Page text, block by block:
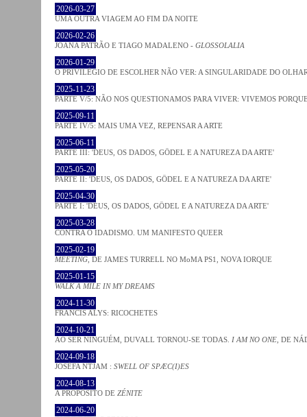
2026-03-27
UMA OUTRA VIAGEM AO FIM DA NOITE
2026-02-26
JOANA PATRÃO E TIAGO MADALENO - GLOSSOLALIA
2026-01-29
O PRIVILÉGIO DE ESCOLHER NÃO VER: A SINGULARIDADE DO
2025-11-23
PARTE V/5: NÃO NOS QUESTIONAMOS PARA VIVER: VIVEMOS
2025-09-11
PARTE IV/5: MAIS UMA VEZ, REPENSAR A ARTE
2025-06-11
PARTE III: 'DEUS, OS DADOS, GÖDEL E A NATUREZA DA ARTE'
2025-05-20
PARTE II: 'DEUS, OS DADOS, GÖDEL E A NATUREZA DA ARTE'
2025-04-30
PARTE I: 'DEUS, OS DADOS, GÖDEL E A NATUREZA DA ARTE'
2025-03-28
CONTRA O IDADISMO. UM MANIFESTO QUEER
2025-02-19
MEETING , DE JAMES TURRELL NO MoMA PS1, NOVA IORQUE
2025-01-15
WALK A MILE IN MY DREAMS
2024-11-30
FRANCIS ALYS: RICOCHETES
2024-10-21
AO SER NINGUÉM, DUVALL TORNOU-SE TODAS. I AM NO ONE , DE
2024-09-18
JOSÈFA NTJAM : SWELL OF SPÆC(I)ES
2024-08-13
A PROPÓSITO DE ZÉNITE
2024-06-20